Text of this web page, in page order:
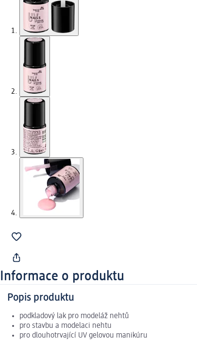
Informace o produktu
Popis produktu
podkladový lak pro modeláž nehtů
pro stavbu a modelaci nehtu
pro dlouhotrvající UV gelovou manikúru